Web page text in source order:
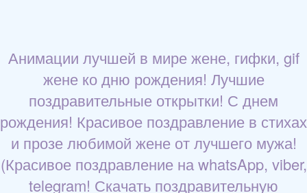
Анимации лучшей в мире жене, гифки, gif
жене ко дню рождения! Лучшие
поздравительные открытки! С днем
рождения! Красивое поздравление в стихах
и прозе любимой жене от лучшего мужа!
(Красивое поздравление на whatsApp, viber,
telegram! Скачать поздравительную